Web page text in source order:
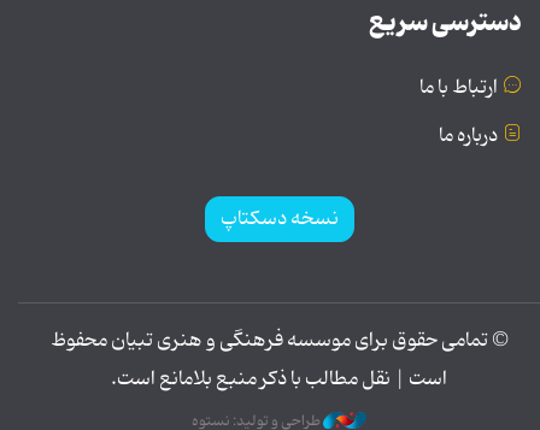
دسترسی سریع
ارتباط با ما
درباره ما
نسخه دسکتاپ
© تمامی حقوق برای موسسه فرهنگی و هنری تبیان محفوظ
است | نقل مطالب با ذکر منبع بلامانع است.
طراحی و تولید: نستوه